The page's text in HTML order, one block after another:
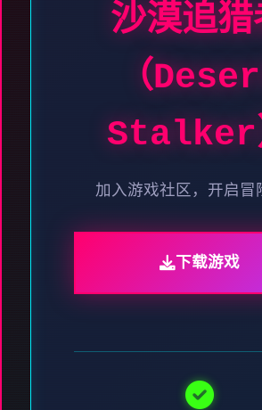
沙漠追猎
（
Stalker
加入游戏社区，开启冒
下载游戏